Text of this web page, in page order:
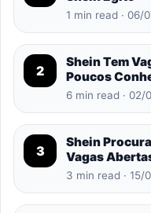
1 min read · 06/
2
Shein Tem
Poucos
6 min read · 02/
3
Shein
Vagas
3 min read · 15/